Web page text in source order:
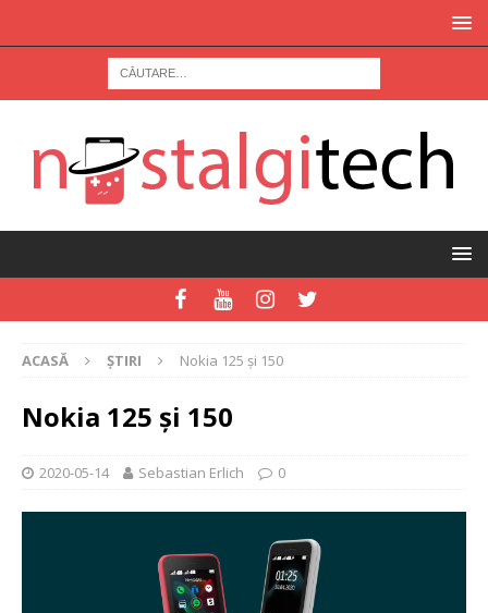
ACASĂ ȘTIRI Nokia 125 şi 150
Nokia 125 şi 150
2020-05-14 Sebastian Erlich 0